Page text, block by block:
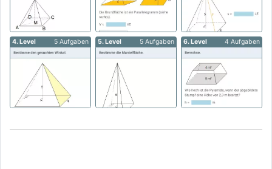
4. Level 5 Aufgaben 5. Level 5 Aufgaben 6. Level 4 Aufgaben